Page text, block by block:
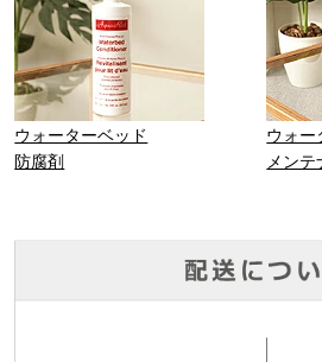
ウォーターベッド
防腐剤
ウォー
メン